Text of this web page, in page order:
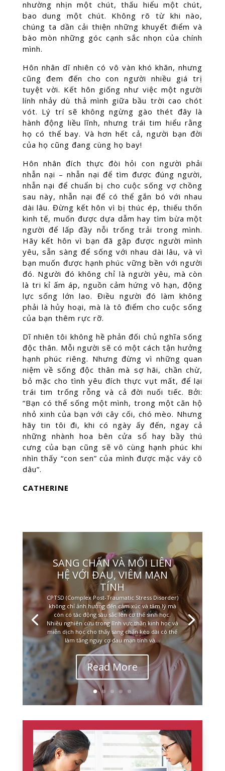
nhường nhịn một chút, thấu hiểu một chút,
bao dung một chút. Không rõ từ khi nào,
chúng ta dần cải thiện những khuyết điểm và
bào mòn những góc cạnh sắc nhọn của chính
mình.
Hôn nhân dĩ nhiên có vô vàn khó khăn, nhưng
cũng đem đến cho con người nhiều giá trị
tuyệt vời. Kết hôn giống như việc một người
lính nhảy dù thả mình giữa bầu trời cao chót
vót. Lý trí sẽ không ngừng gào thét đây là
hành động liều lĩnh, nhưng trái tim hiểu rằng
họ có thể bay. Và hơn hết cả, người bạn đời
của họ cũng đang cùng họ bay!
Hôn nhân đích thực đòi hỏi con người phải
nhẫn nại – nhẫn nại để tìm được đúng người,
nhẫn nại để chuẩn bị cho cuộc sống vợ chồng
sau này, nhẫn nại để có thể gắn bó với nhau
dài lâu. Đừng kết hôn vì bị thúc ép, thiếu thốn
kinh tế, muốn được dựa dẫm hay tìm bừa một
người để lấp đầy nỗi trống trải trong mình.
Hãy kết hôn vì bạn đã gặp được người mình
yêu, sẵn sàng để sống với nhau dài lâu, và vì
bạn muốn được hạnh phúc vững bền với người
đó. Người đó không chỉ là người yêu, mà còn
là tri kỉ ấm áp, nguồn cảm hứng vô hạn, động
lực sống lớn lao. Điều người đó làm không
phải là hủy hoại, mà là tô điểm cho cuộc sống
của bạn thêm rực rỡ.
Dĩ nhiên tôi không hề phản đối chủ nghĩa sống
độc thân. Mỗi người sẽ có một cách tận hưởng
hạnh phúc riêng. Nhưng đừng vì những quan
niệm về sống độc thân mà sợ hãi, chần chừ,
bỏ mặc cho tình yêu đích thực vụt mất, để lại
trái tim trống rỗng và cả đời nuối tiếc. Bởi:
“Bạn có thể sống một mình, trong một căn hộ
nhỏ xinh của bạn với cây cối, chó mèo. Nhưng
hãy tin tôi đi, khi có ngày ấy đến, ngay cả
những nhành hoa bên cửa sổ hay bầy thú
cưng của bạn cũng sẽ vô cùng hạnh phúc khi
nhìn thấy “con sen” của mình được mặc váy cô
dâu”.
CATHERINE
SANG CHẤN VÀ MỐI LIÊN
HỆ VỚI ĐAU, VIÊM MẠN
TÍNH
CPTSD (Complex Post-Traumatic Stress Disorder)
không chỉ ảnh hưởng đến cảm xúc và tâm lý mà
còn có tác động sâu sắc lên cơ thể sinh học.
Nhiều nghiên cứu trong lĩnh vực thần kinh học và
miễn dịch học cho thấy sang chấn kéo dài có thể
làm tăng nguy cơ đau mạn tính và...
Read More